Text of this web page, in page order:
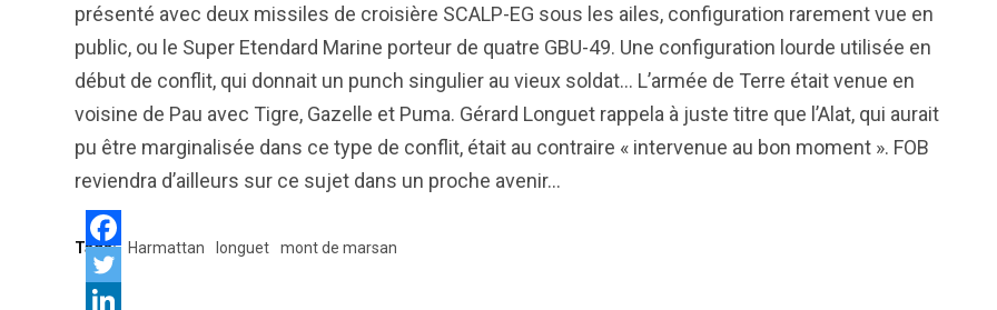
présenté avec deux missiles de croisière SCALP-EG sous les ailes, configuration rarement vue en
public, ou le Super Etendard Marine porteur de quatre GBU-49. Une configuration lourde utilisée en
début de conflit, qui donnait un punch singulier au vieux soldat… L’armée de Terre était venue en
voisine de Pau avec Tigre, Gazelle et Puma. Gérard Longuet rappela à juste titre que l’Alat, qui aurait
pu être marginalisée dans ce type de conflit, était au contraire « intervenue au bon moment ». FOB
reviendra d’ailleurs sur ce sujet dans un proche avenir…
Tags: Harmattan longuet mont de marsan